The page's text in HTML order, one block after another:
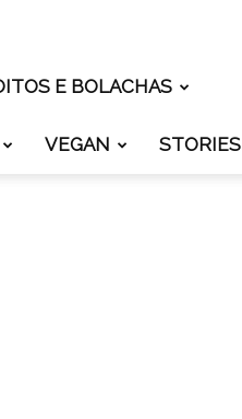
E BOLACHAS
VEGAN STORIES